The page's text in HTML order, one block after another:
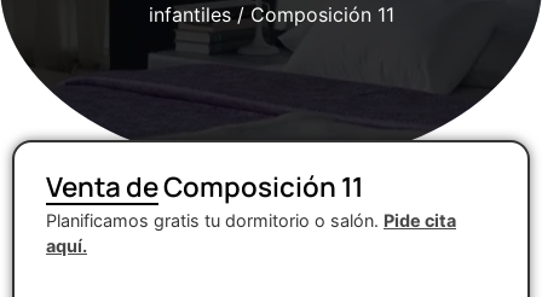
infantiles/ Composición 11
Venta de Composición 11
Planificamos gratis tu dormitorio o salón. Pide cita
aquí.